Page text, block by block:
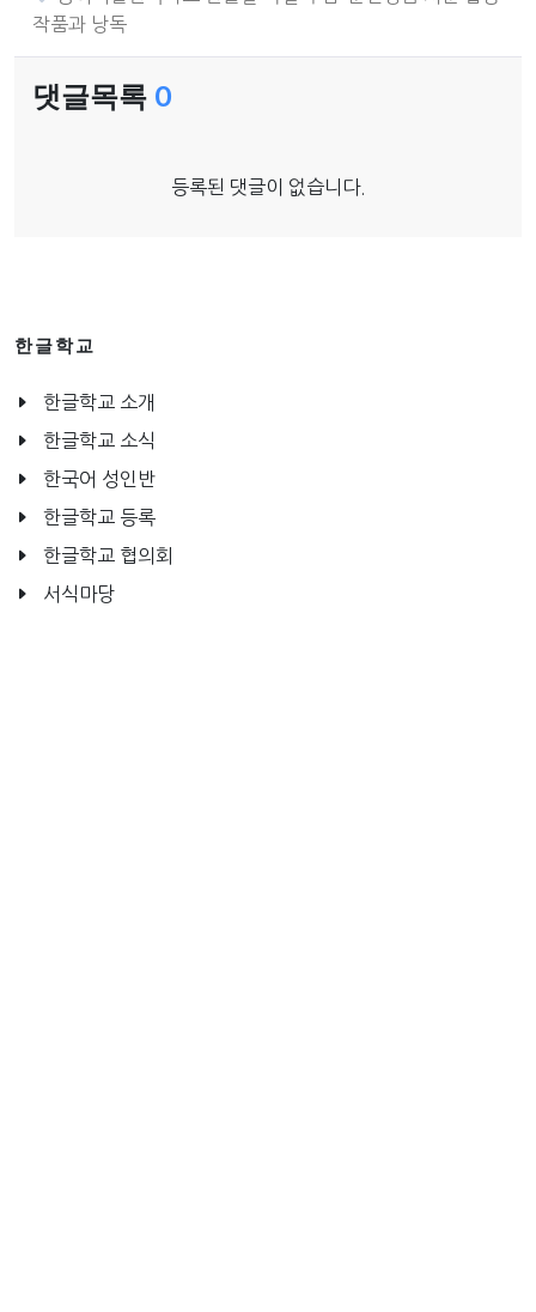
작품과 낭독
댓글목록 0
등록된 댓글이 없습니다.
한글학교
한글학교 소개
한글학교 소식
한국어 성인반
한글학교 등록
한글학교 협의회
서식마당